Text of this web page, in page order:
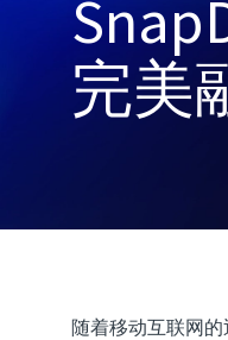
完美
随着移动互联网